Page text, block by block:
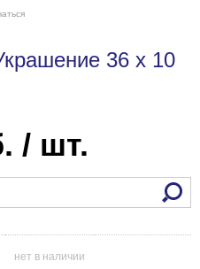
36 х 10
/ шт.
нет в наличии